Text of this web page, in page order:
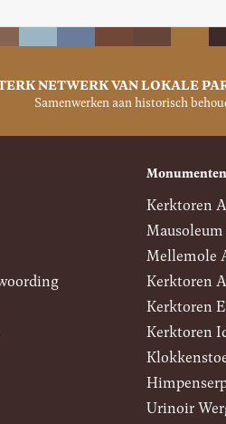
NETWERK VAN LOKALE
Samenwerken aan historisch
Monumenten
Kerktoren
Mellemole
Kerktoren
Kerktoren
Kerktoren
Urinoir